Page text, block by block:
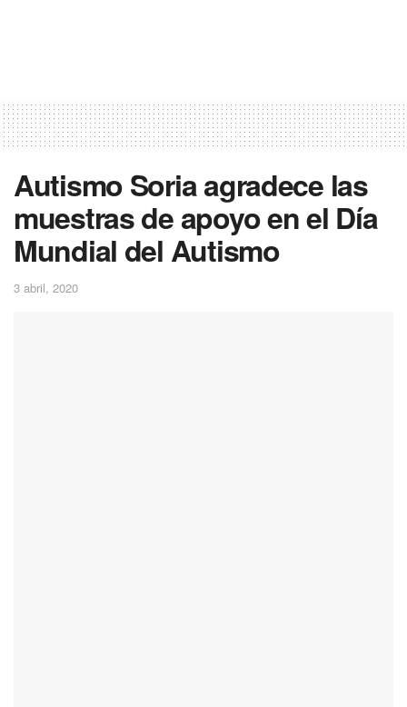
Autismo Soria agradece las
muestras de apoyo en el Día
Mundial del Autismo
3 abril, 2020